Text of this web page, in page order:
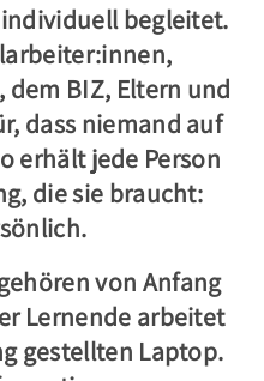
begleitet.
BIZ, Eltern und
dass niemand auf
erhält jede Person
die sie braucht:
von Anfang
Lernende arbeitet
gestellten Laptop.